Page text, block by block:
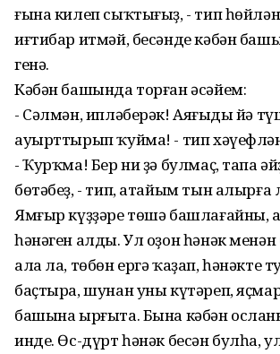
ғына килеп сыҡтығыҙ, - тип
иғтибар итмәй, бесәнде кәбән
генә.
Кәбән башында торған әсәйем:
- Сәлмән, ипләберәк! Аяғыңды йә
ауырттырып ҡуйма! - тип
- Ҡурҡма! Бер ни ҙә булмаҫ, тапа
бөтәбеҙ, - тип, атайым тын алырға
Ямғыр күҙҙәре төшә башлағайны,
һәнәген алды. Ул оҙон һәнәк менән
ала ла, төбөн ергә ҡаҙап, һәнәкте
баҫтыра, шунан уны күтәреп,
башына ырғыта. Бына кәбән
инде. Өс-дүрт һәнәк бесән булһа,